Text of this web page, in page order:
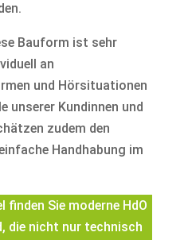
Bauform ist sehr
an
und Hörsituationen
unserer Kundinnen und
zudem den
Handhabung im
finden Sie moderne HdO
die nicht nur technisch